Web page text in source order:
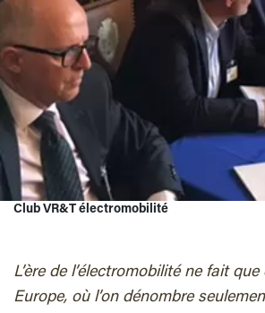
Club VR&T électromobilité
L’ère de l’électromobilité ne fait
Europe, où l’on dénombre